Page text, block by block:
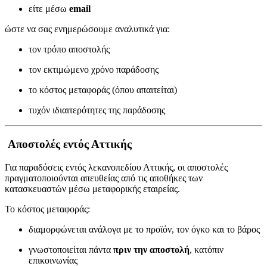
είτε μέσω email
ώστε να σας ενημερώσουμε αναλυτικά για:
τον τρόπο αποστολής
τον εκτιμώμενο χρόνο παράδοσης
το κόστος μεταφοράς (όπου απαιτείται)
τυχόν ιδιαιτερότητες της παράδοσης
Αποστολές εντός Αττικής
Για παραδόσεις εντός λεκανοπεδίου Αττικής, οι αποστολές
πραγματοποιούνται απευθείας από τις αποθήκες των
κατασκευαστών μέσω μεταφορικής εταιρείας.
Το κόστος μεταφοράς:
διαμορφώνεται ανάλογα με το προϊόν, τον όγκο και το βάρος
γνωστοποιείται πάντα πριν την αποστολή, κατόπιν
επικοινωνίας